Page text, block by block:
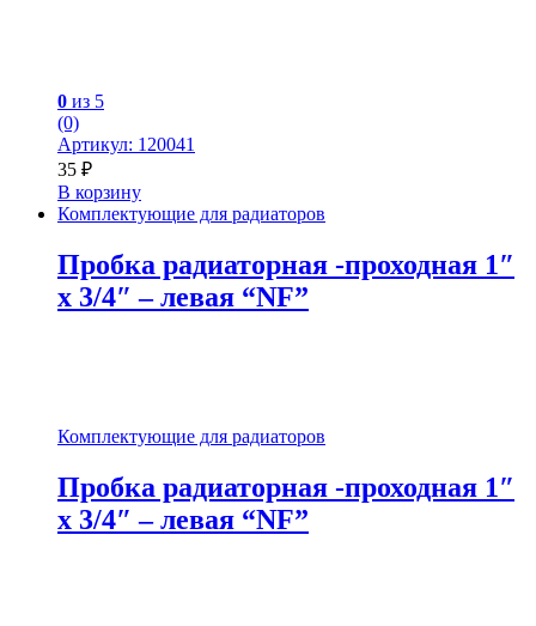
0 из 5
(0)
Артикул: 120041
35 ₽
В корзину
Комплектующие для радиаторов
Пробка радиаторная -проходная 1″
x 3/4″ – левая “NF”
Комплектующие для радиаторов
Пробка радиаторная -проходная 1″
x 3/4″ – левая “NF”